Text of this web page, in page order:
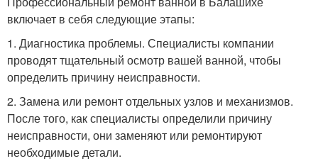
включает в себя следующие этапы:
1. Диагностика проблемы. Специалисты компании
проводят тщательный осмотр вашей ванной, чтобы
определить причину неисправности.
2. Замена или ремонт отдельных узлов и механизмов.
После того, как специалисты определили причину
неисправности, они заменяют или ремонтируют
необходимые детали.